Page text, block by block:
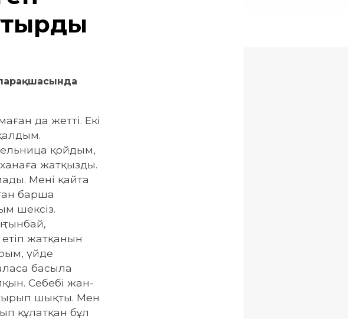
да жетті. Екі
қойдым,
жатқызды.
Мені қайта
барша
шексіз.
етіп жатқанын
үйде
басыла
Себебі жан-
шықты. Мен
құлатқан бұл